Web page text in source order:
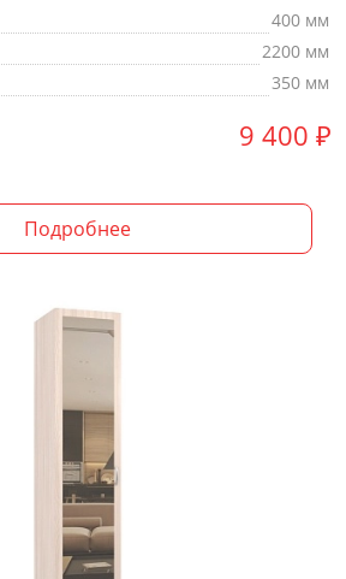
400 мм
2200 мм
350 мм
9 400 ₽
Подробнее